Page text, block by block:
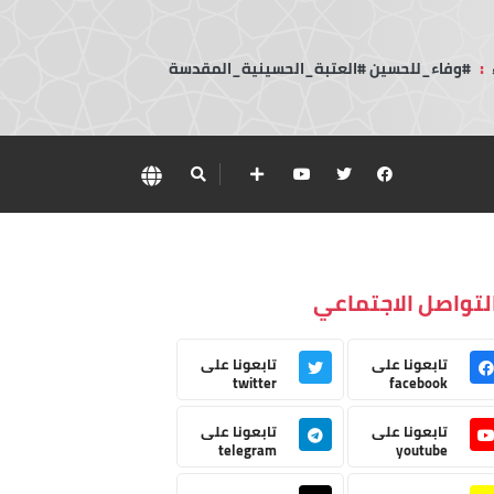
: #وفاء_للحسين #العتبة_الحسينية_المقدسة
الاجتماعي
تابعونا على
facebook
تابعونا على
twitter
تابعونا على
youtube
تابعونا على
telegram